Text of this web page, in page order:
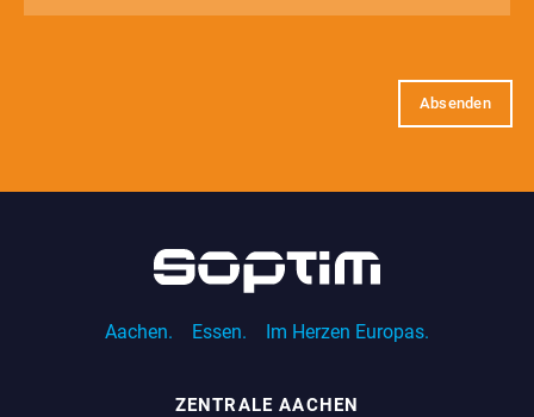
Aachen. Essen. Im Herzen Europas.
ZENTRALE AACHEN